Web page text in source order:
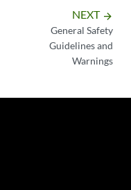
NEXT arrow_forward
General Safety
Guidelines and
Warnings